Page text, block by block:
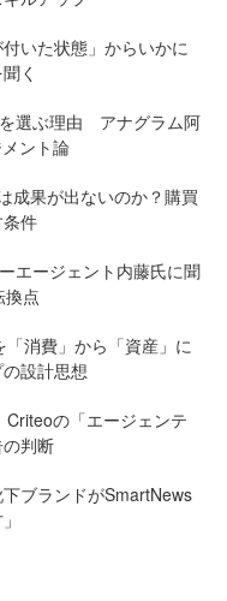
いた状態」からいかに
く
を選ぶ理由 アナグラム阿
ント論
成果が出ないのか？購買
件
エージェント内藤氏に聞
換点
消費」から「資産」に
設計思想
の「エージェンテ
判断
ブランドがSmartNews